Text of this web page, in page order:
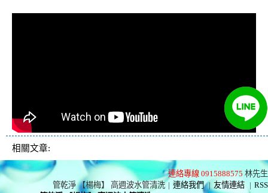
相關文章:
連絡專線 0915888575 林先生
管乾淨 【楊梅】 高週波水管清洗 | 連絡我們 | 友情連結 | RSS